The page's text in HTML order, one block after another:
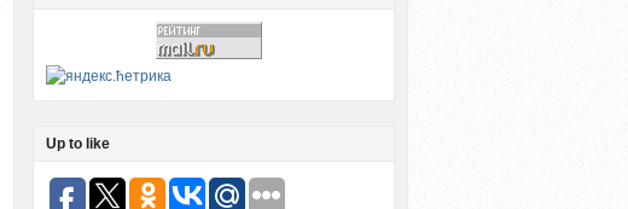
Up to like